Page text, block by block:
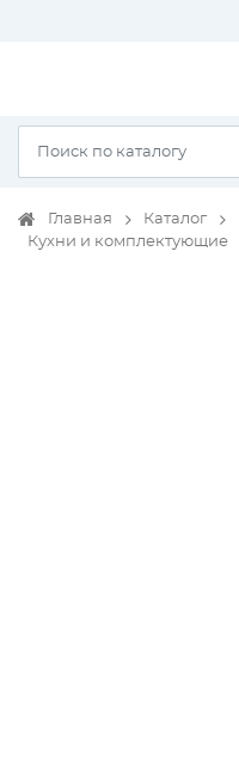
Главная Каталог
Кухни и комплектующие